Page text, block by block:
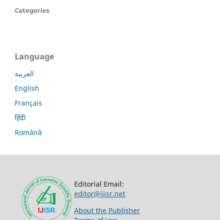
Categories
Language
العربية
English
Français
हिंदी
Română
Editorial Email:
editor@ijisr.net
About the Publisher